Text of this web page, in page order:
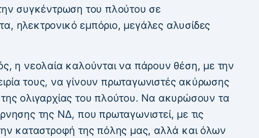
συγκέντρωση του πλούτου σε
ηλεκτρονικό εμπόριο, μεγάλες αλυσίδες
η νεολαία καλούνται να πάρουν θέση, με την
τους, να γίνουν πρωταγωνιστές ακύρωσης
ολιγαρχίας του πλούτου. Να ακυρώσουν τα
της ΝΔ, που πρωταγωνιστεί, με τις
καταστροφή της πόλης μας, αλλά και όλων